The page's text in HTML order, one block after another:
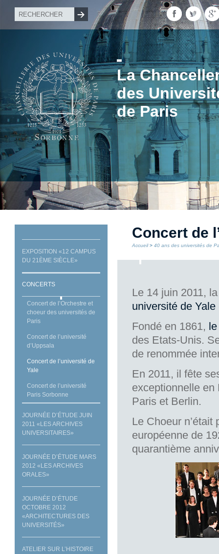
La
des
de Paris
EXPOSITION «12 CAMPUS
DU 21ÈME SIÈCLE»
CONCERTS
Concert de l’Orchestre et
choeur des universités de
Paris
Concert de l’université
d’Uppsala
Concert de l’université de
Yale
Concert de l’université
Paris Sorbonne
JOURNÉE D’ÉTUDE JUIN
2011 «LES ARCHIVES
UNIVERSITAIRES»
JOURNÉE D’ÉTUDE MARS
2012 «LES ARCHIVES
ORALES»
JOURNÉE D’ÉTUDE
OCTOBRE 2012
«ARCHITECTURES DES
UNIVERSITÉS»
ATELIER SUR L’HISTOIRE
Concert de
Accueil> 40 ans des universités de
Le 14 juin 2011,
université de Yale
Fondé en 1861,
des Etats-Unis.
de renommée
En 2011, il fête
exceptionnelle en
Paris et Berlin.
Le Choeur
européenne de
quarantième